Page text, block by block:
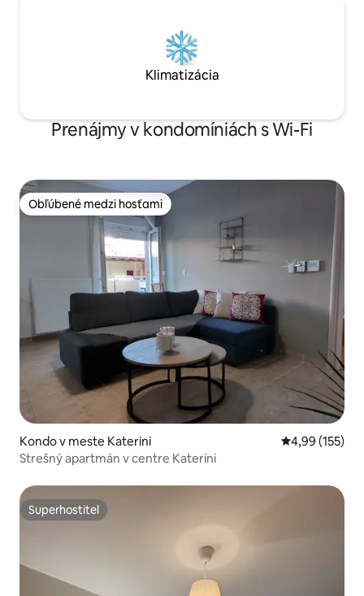
Klimatizácia
Prenájmy v kondomíniách s Wi-Fi
Obľúbené medzi hosťami
Obľúbené medzi hosťami
Kondo v meste Katerini Priemerné
4,99 (155)
Strešný apartmán v centre Katerini
Superhostiteľ
Superhostiteľ